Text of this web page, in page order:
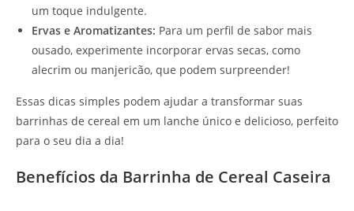
um toque indulgente.
Ervas e Aromatizantes: Para um perfil de sabor mais
ousado, experimente incorporar ervas secas, como
alecrim ou manjericão, que podem surpreender!
Essas dicas simples podem ajudar a transformar suas
barrinhas de cereal em um lanche único e delicioso, perfeito
para o seu dia a dia!
Benefícios da Barrinha de Cereal Caseira